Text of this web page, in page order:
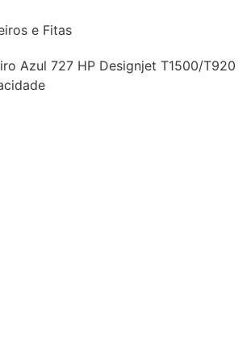
e Fitas
Azul 727 HP Designjet T1500/T920